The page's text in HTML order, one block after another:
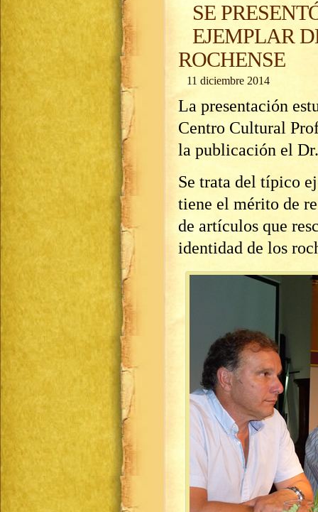
SE
EJEMPLAR
ROCHENSE
11 diciembre 2014
La presentación
Centro Cultural
la publicación el
Se trata del típico
tiene el mérito de
de artículos que
identidad de los